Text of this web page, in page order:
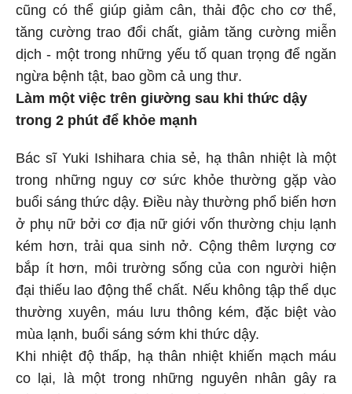
cũng có thể giúp giảm cân, thải độc cho cơ thể,
tăng cường trao đổi chất, giảm tăng cường miễn
dịch - một trong những yếu tố quan trọng để ngăn
ngừa bệnh tật, bao gồm cả ung thư.
Làm một việc trên giường sau khi thức dậy
trong 2 phút để khỏe mạnh
Bác sĩ Yuki Ishihara chia sẻ, hạ thân nhiệt là một
trong những nguy cơ sức khỏe thường gặp vào
buổi sáng thức dậy. Điều này thường phổ biến hơn
ở phụ nữ bởi cơ địa nữ giới vốn thường chịu lạnh
kém hơn, trải qua sinh nở. Cộng thêm lượng cơ
bắp ít hơn, môi trường sống của con người hiện
đại thiếu lao động thể chất. Nếu không tập thể dục
thường xuyên, máu lưu thông kém, đặc biệt vào
mùa lạnh, buổi sáng sớm khi thức dậy.
Khi nhiệt độ thấp, hạ thân nhiệt khiến mạch máu
co lại, là một trong những nguyên nhân gây ra